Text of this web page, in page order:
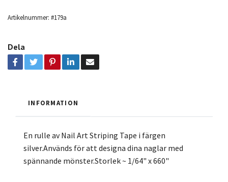
Artikelnummer: #179a
Dela
INFORMATION
En rulle av Nail Art Striping Tape i färgen
silver.Används för att designa dina naglar med
spännande mönster.Storlek ~ 1/64" x 660"